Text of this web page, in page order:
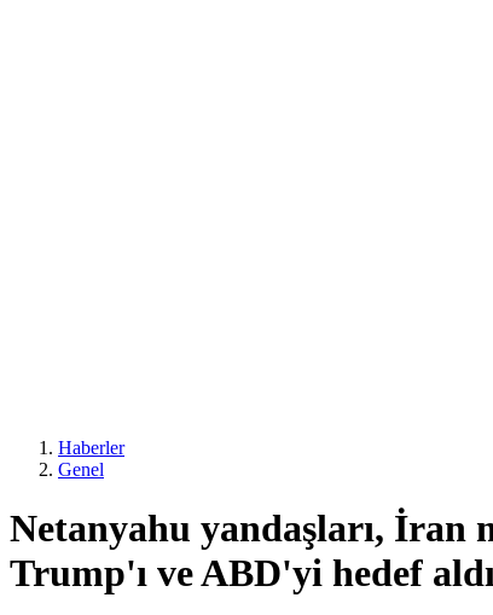
Haberler
Genel
Netanyahu yandaşları, İran
Trump'ı ve ABD'yi hedef